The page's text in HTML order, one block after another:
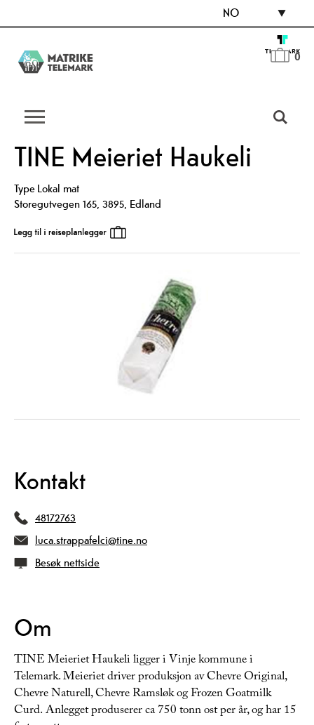
NO
0
TINE Meieriet Haukeli
TypeLokal mat
Storegutvegen 165, 3895, Edland
Kontakt
48172763
luca.strappafelci@tine.no
Besøk nettside
Om
TINE Meieriet Haukeli ligger i Vinje kommune i
Telemark. Meieriet driver produksjon av Chevre Original,
Chevre Naturell, Chevre Ramsløk og Frozen Goatmilk
Curd. Anlegget produserer ca 750 tonn ost per år, og har 15